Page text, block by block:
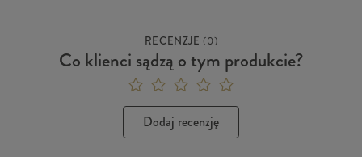
RECENZJE (0)
Co klienci sądzą o tym produkcie?
Dodaj recenzję